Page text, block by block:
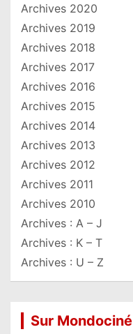
Archives 2020
Archives 2019
Archives 2018
Archives 2017
Archives 2016
Archives 2015
Archives 2014
Archives 2013
Archives 2012
Archives 2011
Archives 2010
Archives : A – J
Archives : K – T
Archives : U – Z
Sur Mondociné